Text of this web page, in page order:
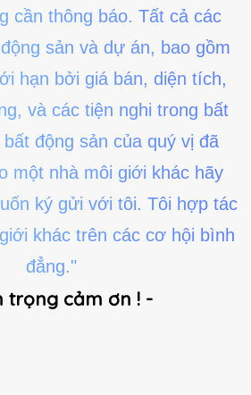
cần thông báo. Tất cả các
sản và dự án, bao gồm
hạn bởi giá bán, diện tích,
và các tiện nghi trong bất
động sản của quý vị đã
một nhà môi giới khác hãy
ký gửi với tôi. Tôi hợp tác
khác trên các cơ hội bình
đẳng."
trọng cảm ơn ! -